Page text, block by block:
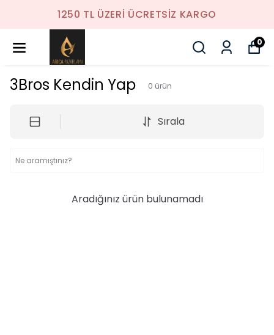
1250 TL ÜZERI ÜCRETSIZ KARGO
0
3Bros Kendin Yap 0 ürün
Sırala
Aradığınız ürün bulunamadı